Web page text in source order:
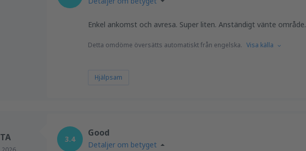
Enkel ankomst och avresa. Super liten. Anständigt vänte område.
Detta omdöme översätts automatiskt från engelska. Visa källa
Hjälpsam
3.4
Good
Detaljer om betyget